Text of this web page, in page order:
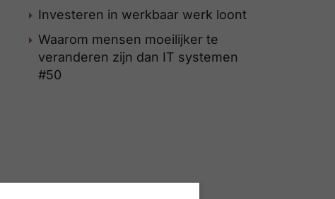
Investeren in werkbaar werk loont
Waarom mensen moeilijker te
veranderen zijn dan IT systemen
#50